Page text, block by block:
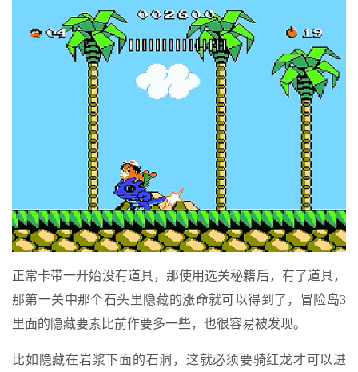
正常卡带一开始没有道具，那使用选关秘籍后，有了道具，
那第一关中那个石头里隐藏的涨命就可以得到了，冒险岛3
里面的隐藏要素比前作要多一些，也很容易被发现。
比如隐藏在岩浆下面的石洞，这就必须要骑红龙才可以进